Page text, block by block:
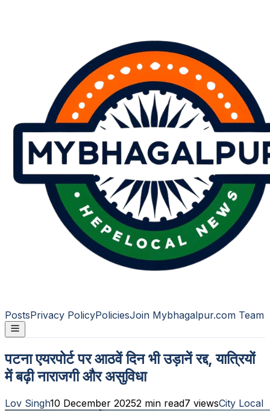
PostsPrivacy PolicyPoliciesJoin Mybhagalpur.com Team
पटना एयरपोर्ट पर आठवें दिन भी उड़ानें रद्द, यात्रियों
में बढ़ी नाराजगी और असुविधा
Lov Singh10 December 20252 min read7 viewsCity Local